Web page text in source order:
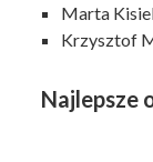
Marta
Krzysztof
Najlepsze